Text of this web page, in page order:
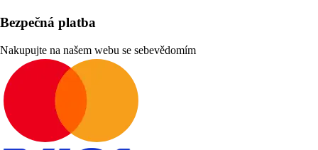
Bezpečná platba
Nakupujte na našem webu se sebevědomím